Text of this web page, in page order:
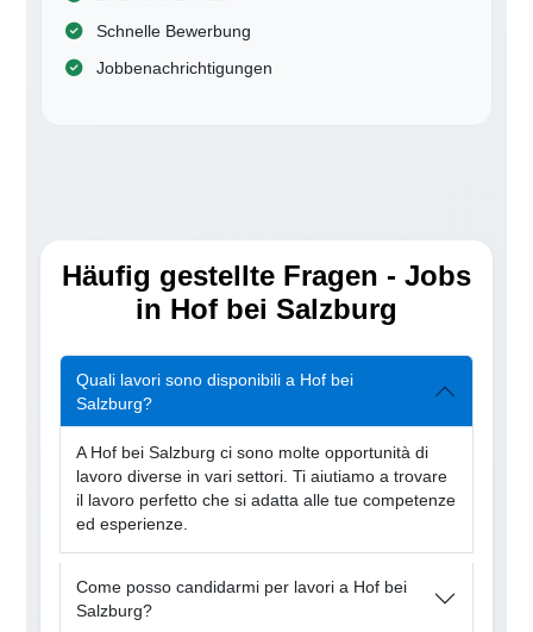
Schnelle Bewerbung
Jobbenachrichtigungen
Häufig gestellte Fragen - Jobs
in Hof bei Salzburg
Quali lavori sono disponibili a Hof bei
Salzburg?
A Hof bei Salzburg ci sono molte opportunità di
lavoro diverse in vari settori. Ti aiutiamo a trovare
il lavoro perfetto che si adatta alle tue competenze
ed esperienze.
Come posso candidarmi per lavori a Hof bei
Salzburg?